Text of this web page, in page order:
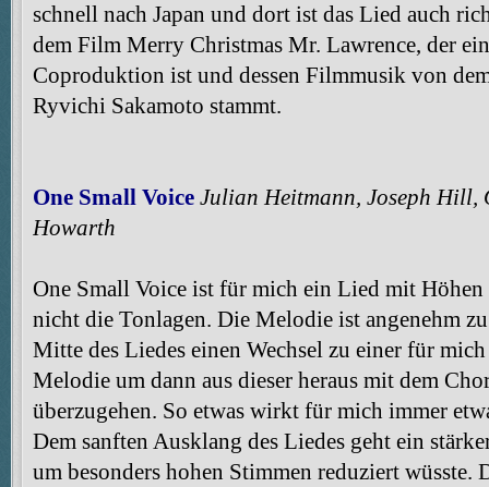
schnell nach Japan und dort ist das Lied auch
dem Film Merry Christmas Mr. Lawrence, der
Coproduktion ist und dessen Filmmusik von
Ryvichi Sakamoto stammt.
One Small Voice Julian Heitmann, Joseph Hill,
Howarth
One Small Voice ist für mich ein Lied mit
nicht die Tonlagen. Die Melodie ist angenehm
Mitte des Liedes einen Wechsel zu einer für
Melodie um dann aus dieser heraus mit dem
überzugehen. So etwas wirkt für mich immer
Dem sanften Ausklang des Liedes geht ein
um besonders hohen Stimmen reduziert wüsste.